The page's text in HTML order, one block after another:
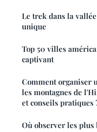
Le trek dans la
unique
Top 50 villes
captivant
Comment organiser
les montagnes de
et conseils pratiques
Où observer les plus